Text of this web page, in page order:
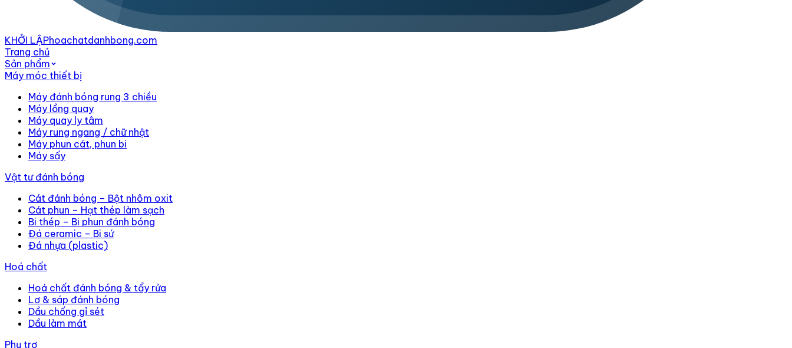
KHỞI LẬPhoachatdanhbong.com
Trang chủ
Sản phẩm
Máy móc thiết bị
Máy đánh bóng rung 3 chiều
Máy lồng quay
Máy quay ly tâm
Máy rung ngang / chữ nhật
Máy phun cát, phun bi
Máy sấy
Vật tư đánh bóng
Cát đánh bóng – Bột nhôm oxit
Cát phun – Hạt thép làm sạch
Bi thép – Bi phun đánh bóng
Đá ceramic – Bi sứ
Đá nhựa (plastic)
Hoá chất
Hoá chất đánh bóng & tẩy rửa
Lơ & sáp đánh bóng
Dầu chống gỉ sét
Dầu làm mát
Phụ trợ